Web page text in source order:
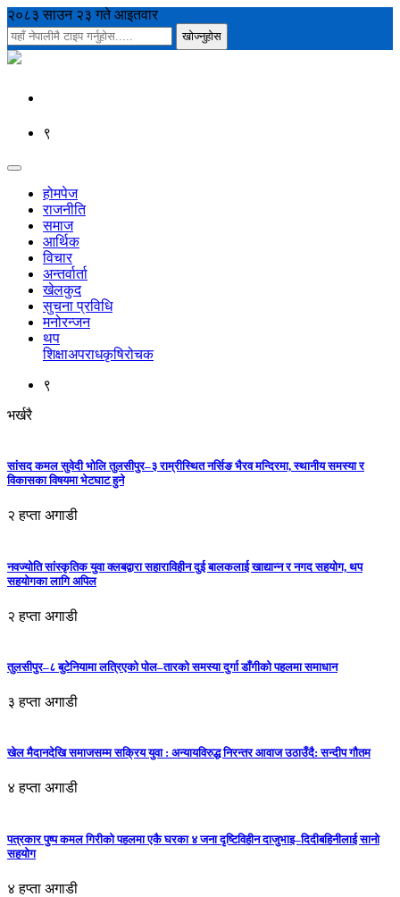
२०८३ साउन २३ गते आइतवार
९
होमपेज
राजनीति
समाज
आर्थिक
विचार
अन्तर्वार्ता
खेलकुद
सुचना प्रविधि
मनोरन्जन
थप
शिक्षाअपराधकृषिरोचक
९
भर्खरै
सांसद कमल सुवेदी भोलि तुलसीपुर–३ राम्रीस्थित नर्सिङ भैरव मन्दिरमा, स्थानीय समस्या र
विकासका विषयमा भेटघाट हुने
२ हप्ता अगाडी
नवज्योति सांस्कृतिक युवा क्लबद्वारा सहाराविहीन दुई बालकलाई खाद्यान्न र नगद सहयोग, थप
सहयोगका लागि अपिल
२ हप्ता अगाडी
तुलसीपुर–८ बुटेनियामा लत्रिएको पोल–तारको समस्या दुर्गा डाँगीको पहलमा समाधान
३ हप्ता अगाडी
खेल मैदानदेखि समाजसम्म सक्रिय युवा : अन्यायविरुद्ध निरन्तर आवाज उठाउँदै: सन्दीप गौतम
४ हप्ता अगाडी
पत्रकार पुष्प कमल गिरीको पहलमा एकै घरका ४ जना दृष्टिविहीन दाजुभाइ–दिदीबहिनीलाई सानो
सहयोग
४ हप्ता अगाडी